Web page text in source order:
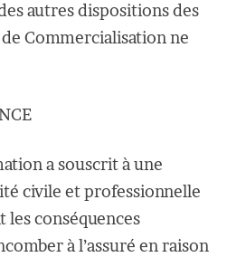
autres dispositions des
Commercialisation ne
a souscrit à une
civile et professionnelle
conséquences
à l’assuré en raison